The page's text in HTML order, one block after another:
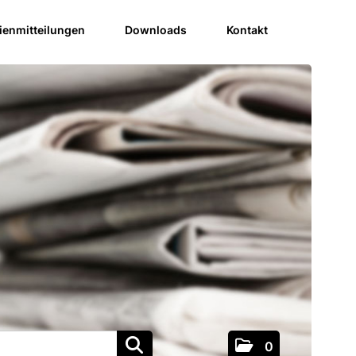
Downloads Kontakt
0